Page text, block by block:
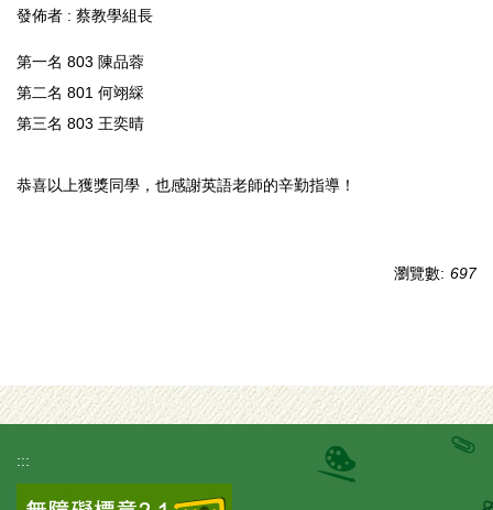
發佈者 : 蔡教學組長
第一名 803 陳品蓉
第二名 801 何翊綵
第三名 803 王奕晴
恭喜以上獲獎同學，也感謝英語老師的辛勤指導！
瀏覽數: 697
:::